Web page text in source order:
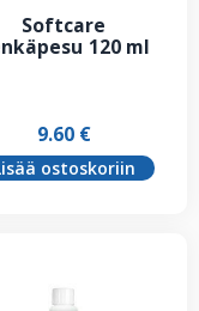
Softcare
120 ml
9.60 €
ostoskoriin